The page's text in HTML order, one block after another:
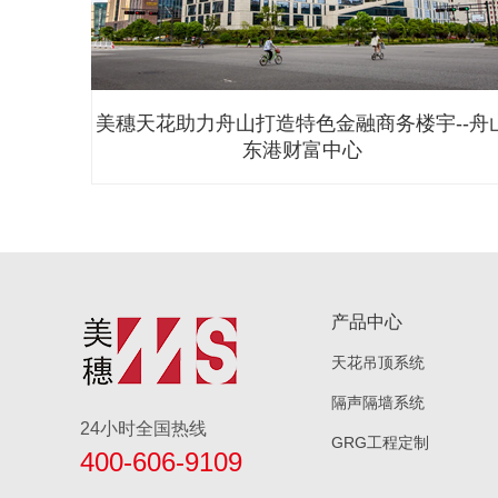
南通市第一人民医院
24小时全国热线
400-606-9109
产品中心
天花吊顶系统
隔声隔墙系统
GRG工程定制